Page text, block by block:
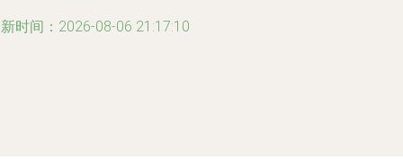
时间：2026-08-06 21:17:10